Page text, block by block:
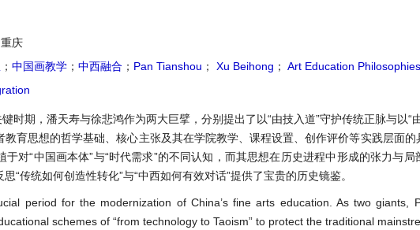
庆
； 中国画教学 ； 中西融合 ； Pan Tianshou ； Xu Beihong ； Art Education Philosophies
时期，潘天寿与徐悲鸿作为两大巨擘，分别提出了以“由技入道”守护传统正脉与以“
育思想的哲学基础、核心主张及其在学院教学、课程设置、创作评价等实践层面
对“中国画本体”与“时代需求”的不同认知，而其思想在历史进程中形成的张力与
“传统如何创造性转化”与“中西如何有效对话”提供了宝贵的历史镜鉴。
period for the modernization of China’s fine arts education. As two giants,
schemes of “from technology to Taoism” to protect the traditional